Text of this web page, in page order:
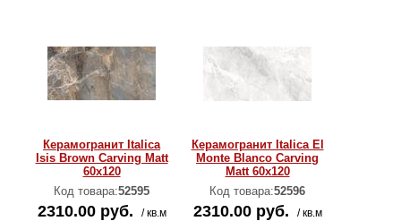
Керамогранит Italica
Isis Brown Carving Matt
60x120
Код товара:52595
2310.00 руб. / кв.м
Керамогранит Italica El
Monte Blanco Carving
Matt 60x120
Код товара:52596
2310.00 руб. / кв.м